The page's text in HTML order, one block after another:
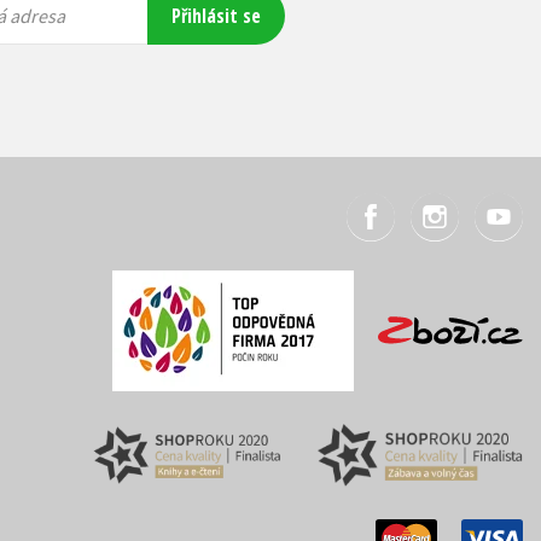
adresa Přihlásit se